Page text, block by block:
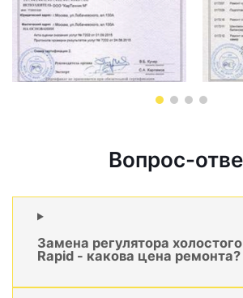
Вопрос-
Замена регулятора
Rapid - какова цена ремонта?